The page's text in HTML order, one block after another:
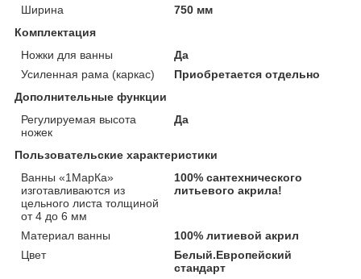
Ширина
750 мм
Комплектация
Ножки для ванны
Да
Усиленная рама (каркас)
Приобретается отдельно
Дополнительные функции
Регулируемая высота
ножек
Да
Пользовательские характеристики
Ванны «1МарКа»
изготавливаются из
цельного листа толщиной
от 4 до 6 мм
100% сантехнического
литьевого акрила!
Материал ванны
100% литиевой акрил
Цвет
Белый.Европейский
стандарт